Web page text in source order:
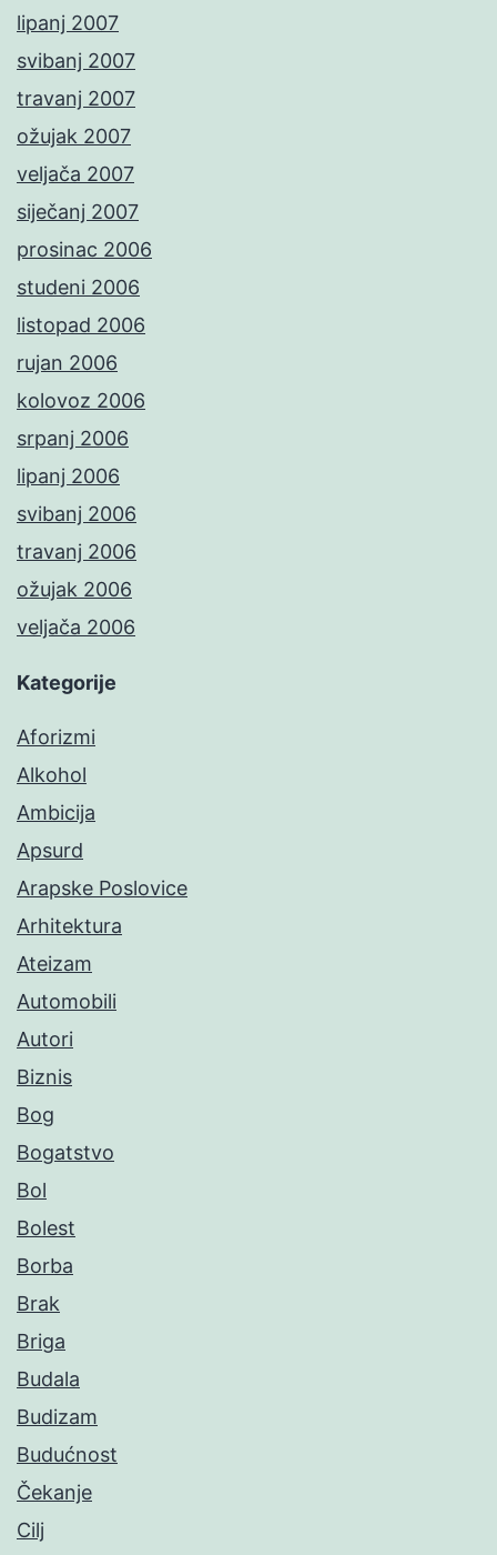
lipanj 2007
svibanj 2007
travanj 2007
ožujak 2007
veljača 2007
siječanj 2007
prosinac 2006
studeni 2006
listopad 2006
rujan 2006
kolovoz 2006
srpanj 2006
lipanj 2006
svibanj 2006
travanj 2006
ožujak 2006
veljača 2006
Kategorije
Aforizmi
Alkohol
Ambicija
Apsurd
Arapske Poslovice
Arhitektura
Ateizam
Automobili
Autori
Biznis
Bog
Bogatstvo
Bol
Bolest
Borba
Brak
Briga
Budala
Budizam
Budućnost
Čekanje
Cilj